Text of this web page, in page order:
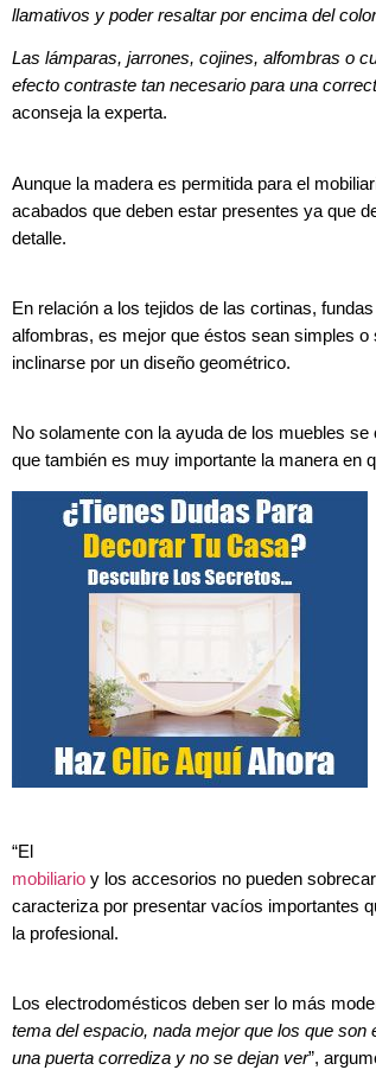
llamativos y poder resaltar por encima del
Las lámparas, jarrones, cojines, alfombras o
efecto contraste tan necesario para una
aconseja la experta.
Aunque la madera es permitida para el
acabados que deben estar presentes ya que
detalle.
En relación a los tejidos de las cortinas,
alfombras, es mejor que éstos sean simples o
inclinarse por un diseño geométrico.
No solamente con la ayuda de los muebles
que también es muy importante la manera en
“El
mobiliario y los accesorios no pueden
caracteriza por presentar vacíos importantes
la profesional.
Los electrodomésticos deben ser lo más
tema del espacio, nada mejor que los que
una puerta corrediza y no se dejan ver”,